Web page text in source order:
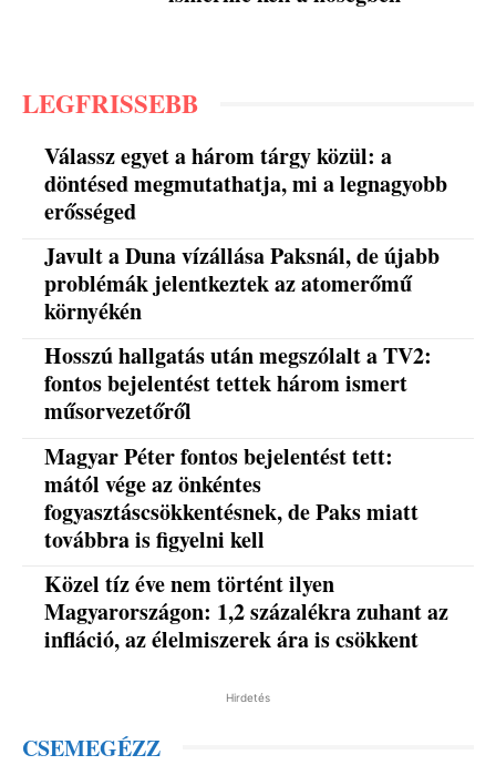
LEGFRISSEBB
Válassz egyet a három tárgy közül: a
döntésed megmutathatja, mi a legnagyobb
erősséged
Javult a Duna vízállása Paksnál, de újabb
problémák jelentkeztek az atomerőmű
környékén
Hosszú hallgatás után megszólalt a TV2:
fontos bejelentést tettek három ismert
műsorvezetőről
Magyar Péter fontos bejelentést tett:
mától vége az önkéntes
fogyasztáscsökkentésnek, de Paks miatt
továbbra is figyelni kell
Közel tíz éve nem történt ilyen
Magyarországon: 1,2 százalékra zuhant az
infláció, az élelmiszerek ára is csökkent
Hirdetés
CSEMEGÉZZ